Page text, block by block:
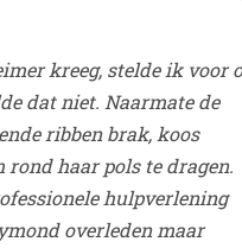
kreeg, stelde ik voor
dat niet. Naarmate de
ribben brak, koos
rond haar pols te dragen.
hulpverlening
overleden maar